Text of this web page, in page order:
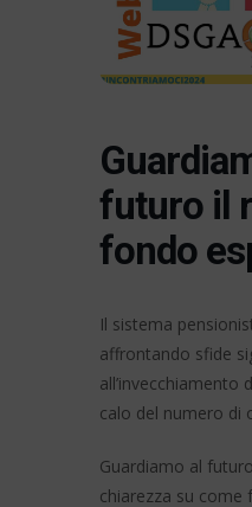
futuro il
fondo
Il sistema
affrontando sfide
all’invecchiamento
calo del numero di
Guardiamo al
chiarezza su come